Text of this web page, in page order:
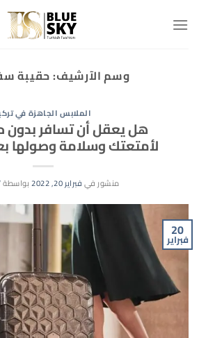
للمحتوى
وسم الآرشيف:حقيبة
الملابس الجاهزة في
هل يعقل أن تسافر بدون
لأمتعتك وسلامة وصولها
منشور فيفبراير 20, 2022 بواسطة
20
فبراير